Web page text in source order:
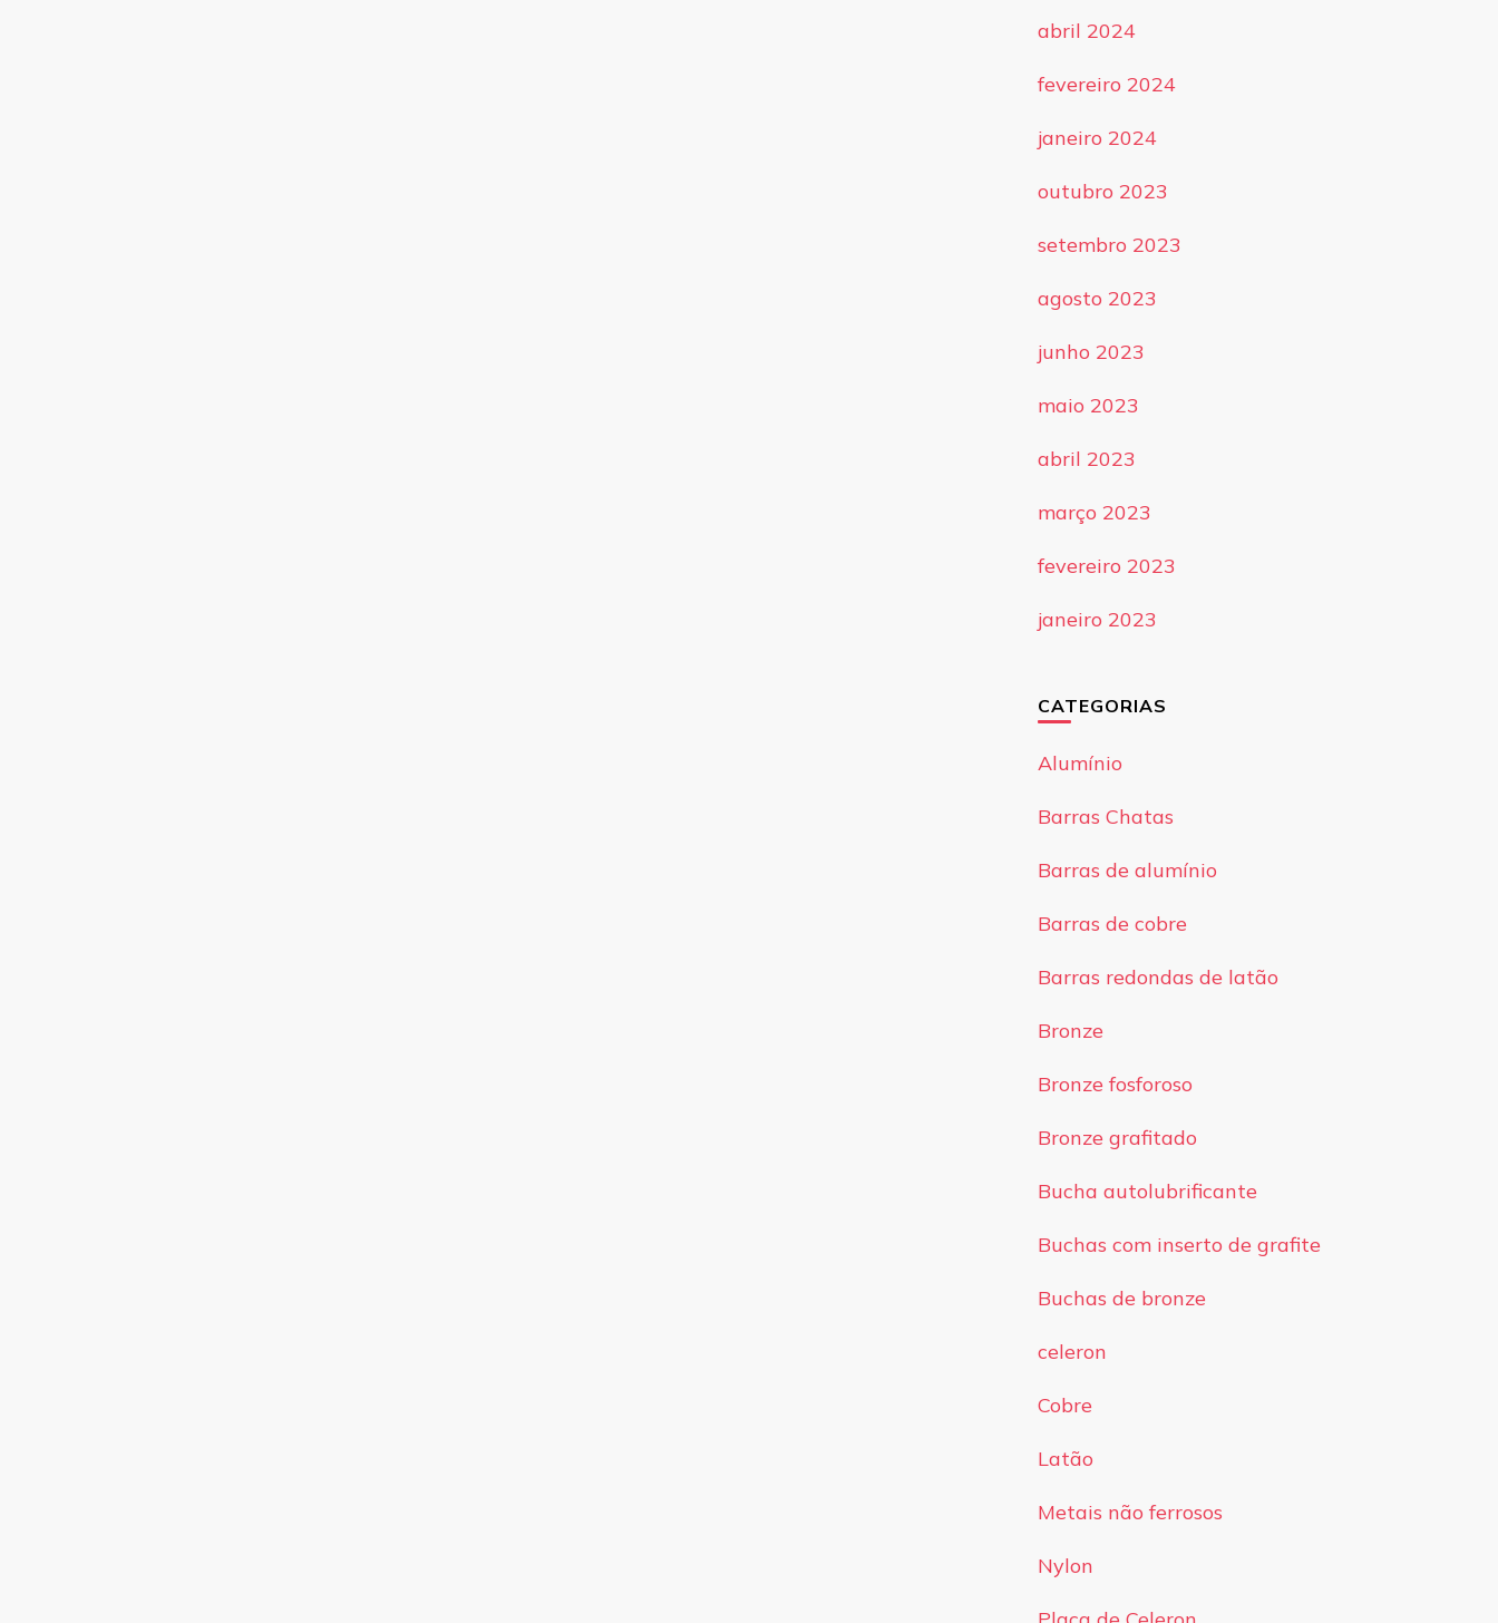
abril 2024
fevereiro 2024
janeiro 2024
outubro 2023
setembro 2023
agosto 2023
junho 2023
maio 2023
abril 2023
março 2023
fevereiro 2023
janeiro 2023
CATEGORIAS
Alumínio
Barras Chatas
Barras de alumínio
Barras de cobre
Barras redondas de latão
Bronze
Bronze fosforoso
Bronze grafitado
Bucha autolubrificante
Buchas com inserto de grafite
Buchas de bronze
celeron
Cobre
Latão
Metais não ferrosos
Nylon